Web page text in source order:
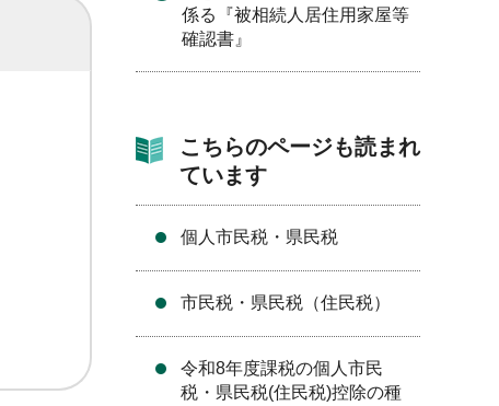
係る『被相続人居住用家屋等
確認書』
こちらのページも読まれ
ています
個人市民税・県民税
市民税・県民税（住民税）
令和8年度課税の個人市民
税・県民税(住民税)控除の種